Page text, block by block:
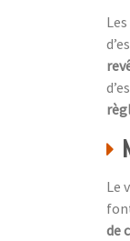
Le
de